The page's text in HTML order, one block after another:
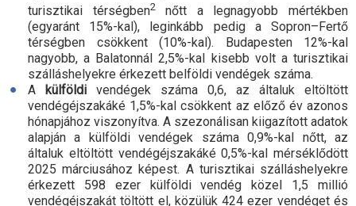
turisztikai térségben2nőtt a legnagyobb mértékben
(egyaránt 15%-kal), leginkább pedig a Sopron–Fertő
térségben csökkent (10%-kal). Budapesten 12%-kal
nagyobb, a Balatonnál 2,5%-kal kisebb volt a turisztikai
szálláshelyekre érkezett belföldi vendégek száma.
A
külföldi vendégek száma 0,6, az általuk eltöltött
vendégéjszakáké 1,5%-kal csökkent az előző év azonos
hónapjához viszonyítva. A szezonálisan kiigazított adatok
alapján a külföldi vendégek száma 0,9%-kal nőtt, az
általuk eltöltött vendégéjszakáké 0,5%-kal mérséklődött
2025 márciusához képest. A turisztikai szálláshelyekre
érkezett 598 ezer külföldi vendég közel 1,5 millió
vendégéjszakát töltött el, közülük 424 ezer vendéget és